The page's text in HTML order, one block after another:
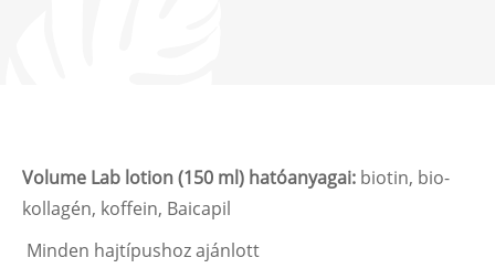
Volume Lab lotion (150 ml) hatóanyagai: biotin, bio-
kollagén, koffein, Baicapil
Minden hajtípushoz ajánlott